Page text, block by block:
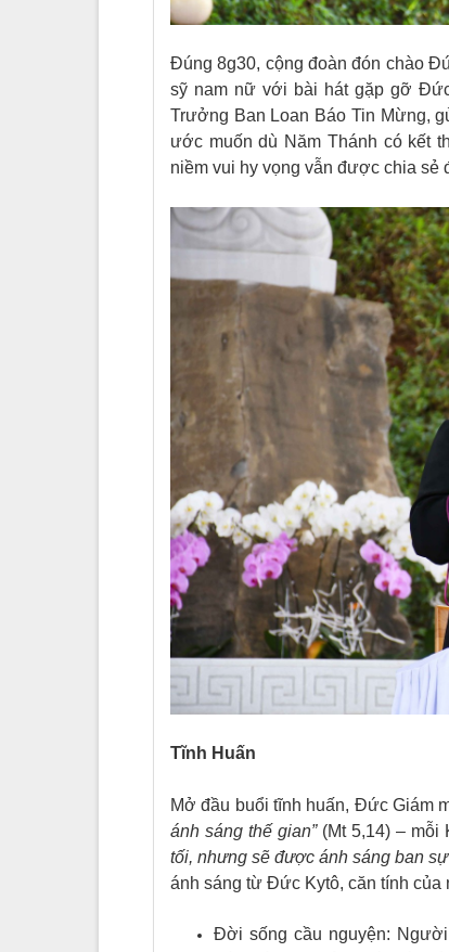
Đúng 8g30, cộng đoàn đón chào
sỹ nam nữ với bài hát gặp gỡ
Trưởng Ban Loan Báo Tin Mừng,
ước muốn dù Năm Thánh có kết
niềm vui hy vọng vẫn được chia
Tĩnh Huấn
Mở đầu buổi tĩnh huấn, Đức Giám
ánh sáng thế gian”(Mt 5,14) – mỗi
tối, nhưng sẽ được ánh sáng ban sự
ánh sáng từ Đức Kytô, căn tính
Đời sống cầu nguyện: